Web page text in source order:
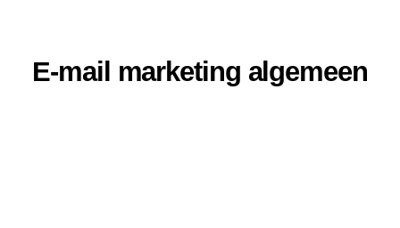
E-mail marketing algemeen